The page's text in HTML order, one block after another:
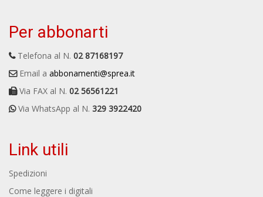
Per abbonarti
Telefona al N. 02 87168197
Email a abbonamenti@sprea.it
Via FAX al N. 02 56561221
Via WhatsApp al N. 329 3922420
Link utili
Spedizioni
Come leggere i digitali